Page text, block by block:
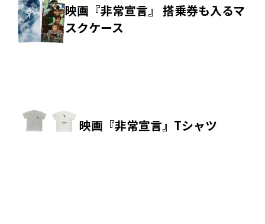
映画『非常宣言』 搭乗券も入るマ
スクケース
映画『非常宣言』Tシャツ